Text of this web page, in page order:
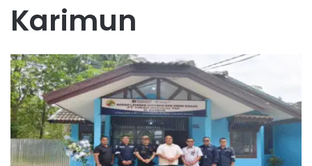
Karimun